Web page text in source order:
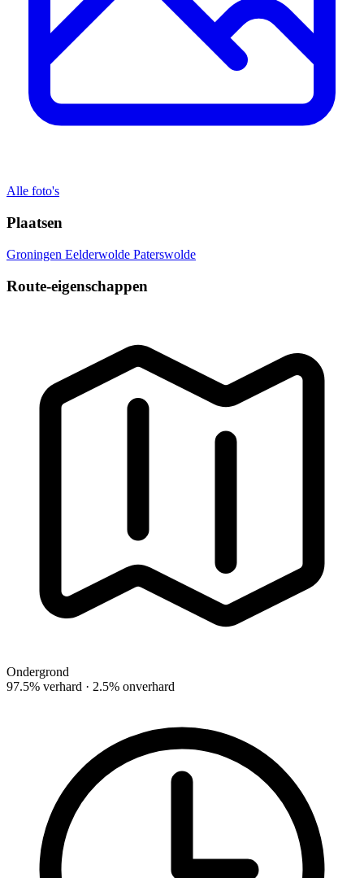
Alle foto's
Plaatsen
Groningen Eelderwolde Paterswolde
Route-eigenschappen
Ondergrond
97.5% verhard · 2.5% onverhard